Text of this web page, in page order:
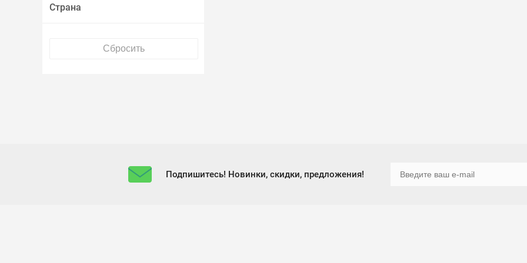
Страна
Подпишитесь! Новинки, скидки, предложения!